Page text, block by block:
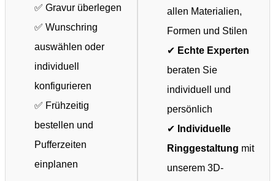
✅ Gravur überlegen
✅ Wunschring
auswählen oder
individuell
konfigurieren
✅ Frühzeitig
bestellen und
Pufferzeiten
einplanen
allen Materialien,
Formen und Stilen
✔ Echte Experten
beraten Sie
individuell und
persönlich
✔ Individuelle
Ringgestaltung mit
unserem 3D-